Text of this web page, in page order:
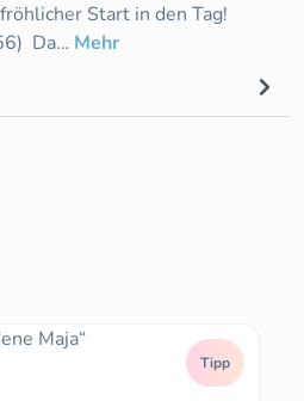
Start in den Tag!
Da… Mehr
Tipp